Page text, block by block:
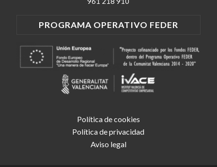
PROGRAMA OPERATIVO FEDER
Política de cookies
Política de privacidad
Aviso legal